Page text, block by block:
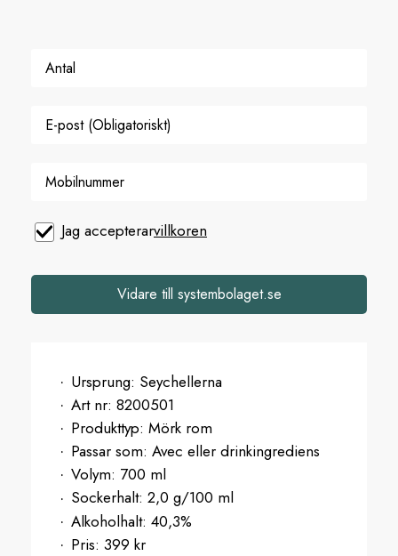
Jag accepterarvillkoren
Vidare till systembolaget.se
Ursprung: Seychellerna
Art nr: 8200501
Produkttyp: Mörk rom
Passar som: Avec eller drinkingrediens
Volym: 700 ml
Sockerhalt: 2,0 g/100 ml
Alkoholhalt: 40,3%
Pris: 399 kr